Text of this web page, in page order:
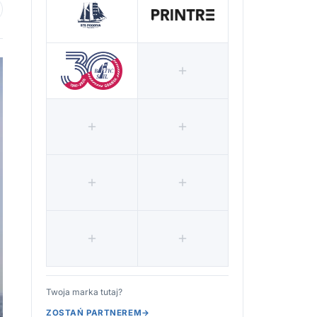
ulubionych
Twoja marka tutaj?
ZOSTAŃ PARTNEREM→